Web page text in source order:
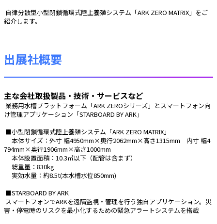
紹介します。
出展社概要
主な会社取扱製品・技術・サービスなど
け管理アプリケーション「STARBOARD BY ARK」
■小型閉鎖循環式陸上養殖システム「ARK ZERO MATRIX」
794mm×奥行1906mm×高さ1000mm
本体設置面積：10.3㎡以下（配管は含まず）
総重量：830kg
実効水量：約8.5t(本水槽水位850mm)
■STARBOARD BY ARK
害・停電時のリスクを最小化するための緊急アラートシステムを搭載